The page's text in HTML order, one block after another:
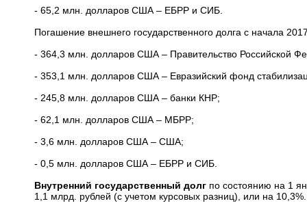
- 65,2 млн. долларов США – ЕБРР и СИБ.
Погашение внешнего государственного долга с начала
- 364,3 млн. долларов США – Правительство Российской
- 353,1 млн. долларов США – Евразийский фонд
- 245,8 млн. долларов США – банки КНР;
- 62,1 млн. долларов США – МБРР;
- 3,6 млн. долларов США – США;
- 0,5 млн. долларов США – ЕБРР и СИБ.
Внутренний государственный долг по состоянию на 1
1,1 млрд. рублей (с учетом курсовых разниц), или на 10,3%.